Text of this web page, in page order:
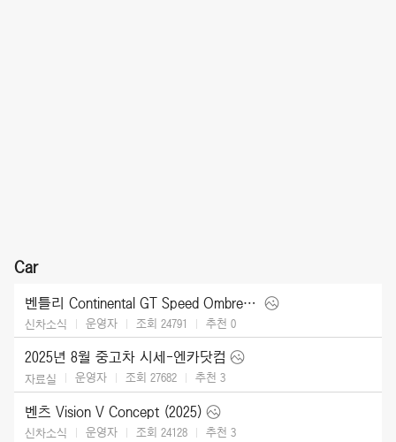
Car
벤틀리 Continental GT Speed Ombre by Mulliner (2025)
신차소식 운영자 조회 24791 추천 0
2025년 8월 중고차 시세-엔카닷컴
자료실 운영자 조회 27682 추천 3
벤츠 Vision V Concept (2025)
신차소식 운영자 조회 24128 추천 3